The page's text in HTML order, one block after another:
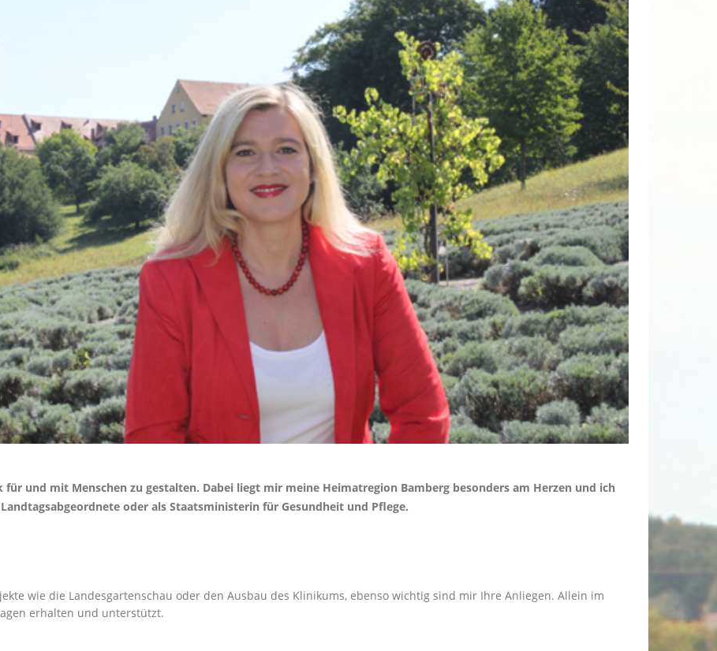
und mit Menschen zu gestalten. Dabei liegt mir meine Heimatregion Bamberg besonders am Herzen und ich
oder als Staatsministerin für Gesundheit und Pflege.
wie die Landesgartenschau oder den Ausbau des Klinikums, ebenso wichtig sind mir Ihre Anliegen. Allein im
erhalten und unterstützt.